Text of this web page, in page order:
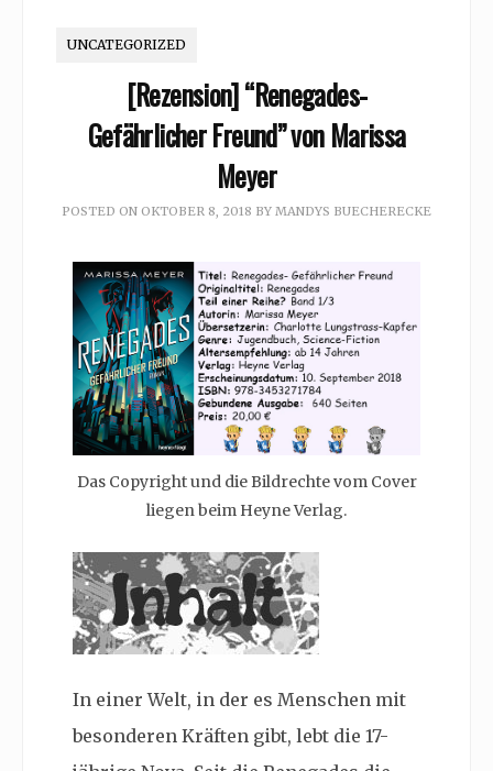
UNCATEGORIZED
[Rezension] “Renegades-
Gefährlicher Freund” von Marissa
Meyer
POSTED ON OKTOBER 8, 2018 BY MANDYS BUECHERECKE
Das Copyright und die Bildrechte vom Cover
liegen beim Heyne Verlag.
In einer Welt, in der es Menschen mit
besonderen Kräften gibt, lebt die 17-